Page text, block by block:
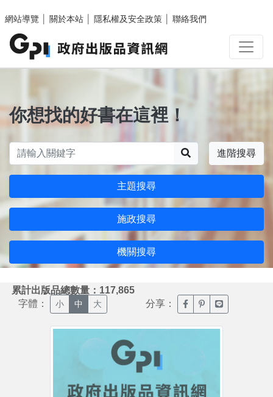
網站導覽
關於本站 隱私權及安全政策 聯絡我們
你想找的好書在這裡！
進階搜尋
主題搜尋
施政搜尋
機關搜尋
累計出版品總數量：117,865
字體： 小 中 大 分享： 臉書分享(另開新視窗)
噗浪分享(另開新
Line分享(另